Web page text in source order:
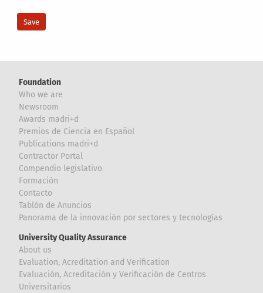
Foundation
Who we are
Newsroom
Awards madri+d
Premios de Ciencia en Español
Publications madri+d
Contractor Portal
Compendio legislativo
Formación
Contacto
Tablón de Anuncios
Panorama de la innovación por sectores y tecnologías
University Quality Assurance
About us
Evaluation, Acreditation and Verification
Evaluación, Acreditación y Verificación de Centros
Universitarios